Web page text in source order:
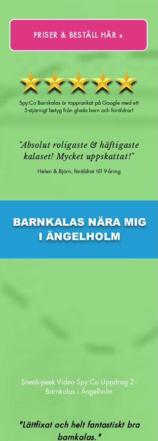
PRISER & BESTÄLL HÄR »
Spy:Co Barnkalas är topprankat på Google med ett
5-stjärnigt betyg från glada barn och föräldrar!
"Absolut roligaste & häftigaste
kalaset! Mycket uppskattat!"
Helen & Björn, föräldrar till 9-åring
BARNKALAS NÄRA MIG
I ÄNGELHOLM
Sneak-peek Video Spy:Co Uppdrag 2 -
Barnkalas i Ängelholm
"Lättfixat och helt fantastiskt bra
barnkalas."